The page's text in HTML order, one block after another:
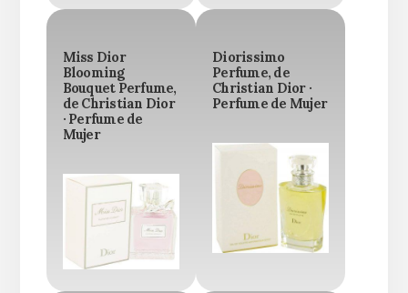
Miss Dior
Blooming
Bouquet Perfume,
de Christian Dior
· Perfume de
Mujer
Diorissimo
Perfume, de
Christian Dior ·
Perfume de Mujer